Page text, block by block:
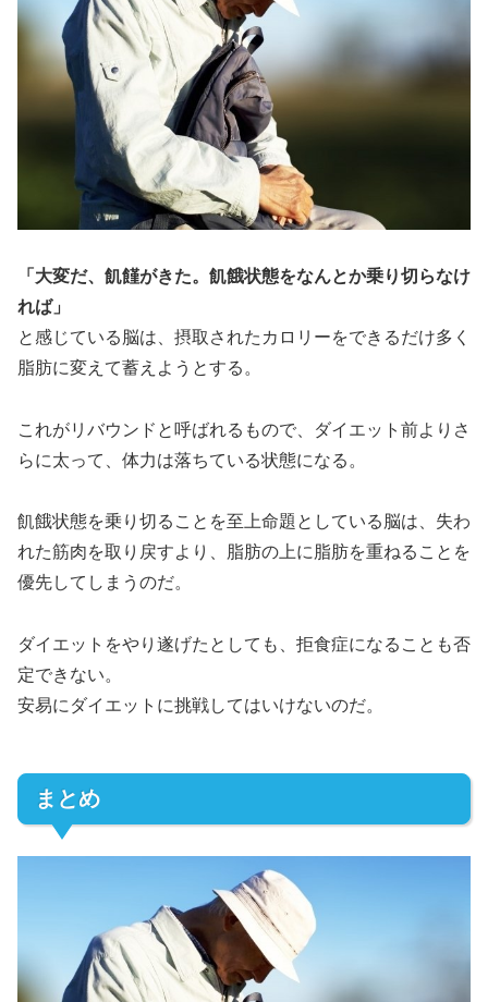
「大変だ、飢饉がきた。飢餓状態をなんとか乗り切らなけ
れば」
と感じている脳は、摂取されたカロリーをできるだけ多く
脂肪に変えて蓄えようとする。
これがリバウンドと呼ばれるもので、ダイエット前よりさ
らに太って、体力は落ちている状態になる。
飢餓状態を乗り切ることを至上命題としている脳は、失わ
れた筋肉を取り戻すより、脂肪の上に脂肪を重ねることを
優先してしまうのだ。
ダイエットをやり遂げたとしても、拒食症になることも否
定できない。
安易にダイエットに挑戦してはいけないのだ。
まとめ